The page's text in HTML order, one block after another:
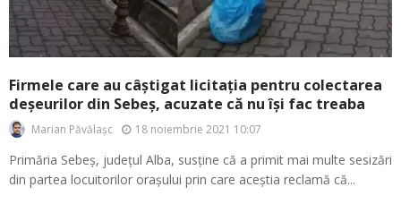
Firmele care au câștigat licitația pentru colectarea
deșeurilor din Sebeș, acuzate că nu își fac treaba
Marian Păvălașc 18 noiembrie 2021 10:07
Primăria Sebeș, județul Alba, susține că a primit mai multe sesizări
din partea locuitorilor orașului prin care aceștia reclamă că...